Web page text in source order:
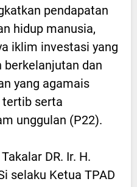
pendapatan
hidup manusia,
iklim investasi yang
berkelanjutan dan
yang agamais
tertib serta
unggulan (P22).
DR. Ir. H.
selaku Ketua TPAD